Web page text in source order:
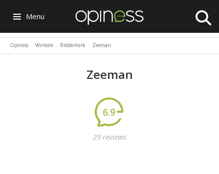
Menu
Opiness Winkels Ridderkerk Zeeman
Zeeman
6.9
29 reviews